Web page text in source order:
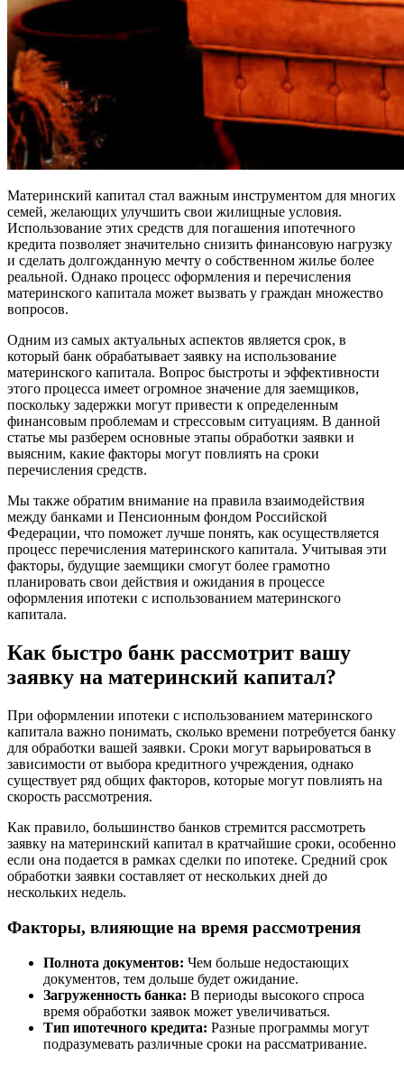
Материнский капитал стал важным инструментом для многих
семей, желающих улучшить свои жилищные условия.
Использование этих средств для погашения ипотечного
кредита позволяет значительно снизить финансовую нагрузку
и сделать долгожданную мечту о собственном жилье более
реальной. Однако процесс оформления и перечисления
материнского капитала может вызвать у граждан множество
вопросов.
Одним из самых актуальных аспектов является срок, в
который банк обрабатывает заявку на использование
материнского капитала. Вопрос быстроты и эффективности
этого процесса имеет огромное значение для заемщиков,
поскольку задержки могут привести к определенным
финансовым проблемам и стрессовым ситуациям. В данной
статье мы разберем основные этапы обработки заявки и
выясним, какие факторы могут повлиять на сроки
перечисления средств.
Мы также обратим внимание на правила взаимодействия
между банками и Пенсионным фондом Российской
Федерации, что поможет лучше понять, как осуществляется
процесс перечисления материнского капитала. Учитывая эти
факторы, будущие заемщики смогут более грамотно
планировать свои действия и ожидания в процессе
оформления ипотеки с использованием материнского
капитала.
Как быстро банк рассмотрит вашу
заявку на материнский капитал?
При оформлении ипотеки с использованием материнского
капитала важно понимать, сколько времени потребуется банку
для обработки вашей заявки. Сроки могут варьироваться в
зависимости от выбора кредитного учреждения, однако
существует ряд общих факторов, которые могут повлиять на
скорость рассмотрения.
Как правило, большинство банков стремится рассмотреть
заявку на материнский капитал в кратчайшие сроки, особенно
если она подается в рамках сделки по ипотеке. Средний срок
обработки заявки составляет от нескольких дней до
нескольких недель.
Факторы, влияющие на время рассмотрения
Полнота документов: Чем больше недостающих
документов, тем дольше будет ожидание.
Загруженность банка: В периоды высокого спроса
время обработки заявок может увеличиваться.
Тип ипотечного кредита: Разные программы могут
подразумевать различные сроки на рассматривание.